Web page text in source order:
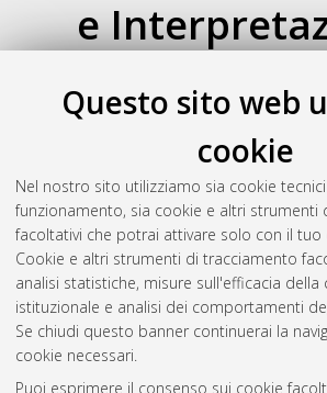
Questo sito web
cookie
Nel nostro sito utilizziamo sia cookie
funzionamento, sia cookie e altri strumenti
facoltativi che potrai attivare solo con il tuo
Cookie e altri strumenti di tracciamento
analisi statistiche, misure sull'efficacia della
istituzionale e analisi dei comportamenti
Se chiudi questo banner continuerai la
cookie necessari.
Puoi esprimere il consenso sui cookie
e
Esporta come
Raggruppa per:Autore della tesi|
Indirizzo|Orientamento|Nessun
Numero di documenti: 0.
Questa lista e' stata generata ilFri Aug 7
Atom